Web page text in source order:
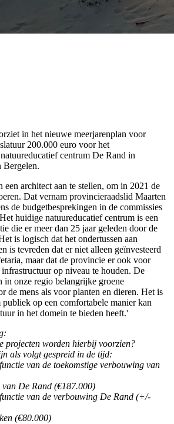
in het nieuwe meerjarenplan voor
200.000 euro voor het
centrum De Rand in
Bergelen.
architect aan te stellen, om in 2021 de
Dat vernam provincieraadslid Maarten
de budgetbesprekingen in de commissies
huidige natuureducatief centrum is een
die er meer dan 25 jaar geleden door de
is logisch dat het ondertussen aan
is tevreden dat er niet alleen geïnvesteerd
maar dat de provincie er ook voor
op niveau te houden. De
in onze regio belangrijke groene
de mens als voor planten en dieren. Het is
op een comfortabele manier kan
in het domein te bieden heeft.'
projecten worden hierbij voorzien?
als volgt gespreid in de tijd:
van de toekomstige verbouwing van
De Rand (€187.000)
van de verbouwing De Rand (+/-
(€80.000)